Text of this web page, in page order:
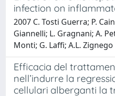
infection on
2007 C. Tosti Guerra; P.
Giannelli; L. Gragnani; A.
Monti; G. Laffi; A.L. Zignego
Efficacia del
nell’indurre la
cellulari alberganti la